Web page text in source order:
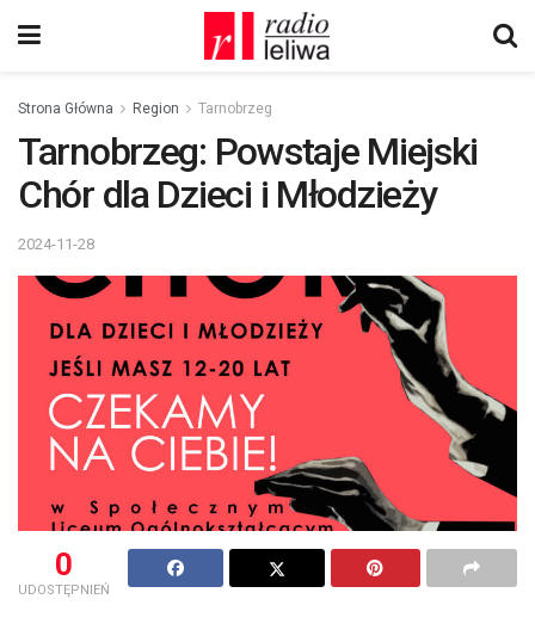
Strona Główna Region Tarnobrzeg
Tarnobrzeg: Powstaje Miejski
Chór dla Dzieci i Młodzieży
2024-11-28
0
UDOSTĘPNIEŃ